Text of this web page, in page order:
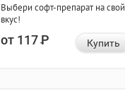
Выбери софт-препарат на свой
вкус!
от 117Р Купить